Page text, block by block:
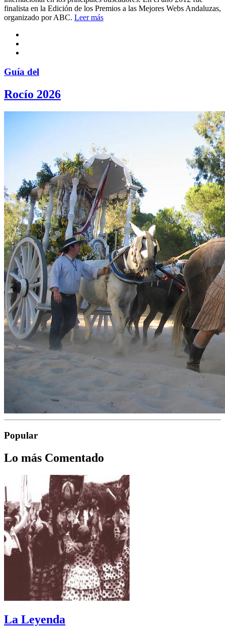
finalista en la Edición de los Premios a las Mejores Webs Andaluzas,
organizado por ABC. Leer más
Guía del
Rocío 2026
Popular
Lo más Comentado
La Leyenda